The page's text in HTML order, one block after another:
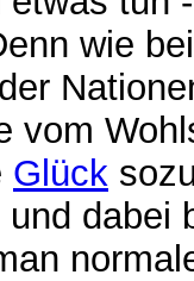
wie
vom
Glück
dabei